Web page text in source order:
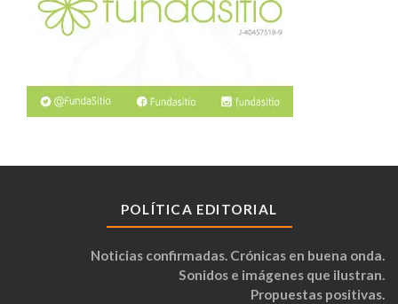
POLÍTICA EDITORIAL
Noticias confirmadas. Crónicas en buena onda.
Sonidos e imágenes que ilustran.
Propuestas positivas.